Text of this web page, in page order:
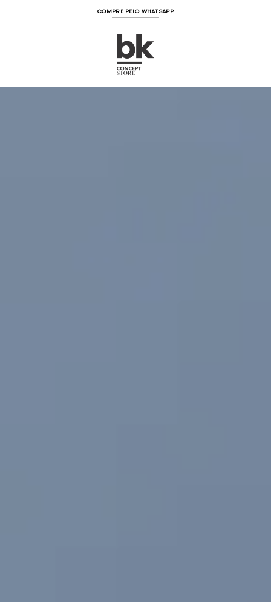
COMPRE PELO WHATSAPP